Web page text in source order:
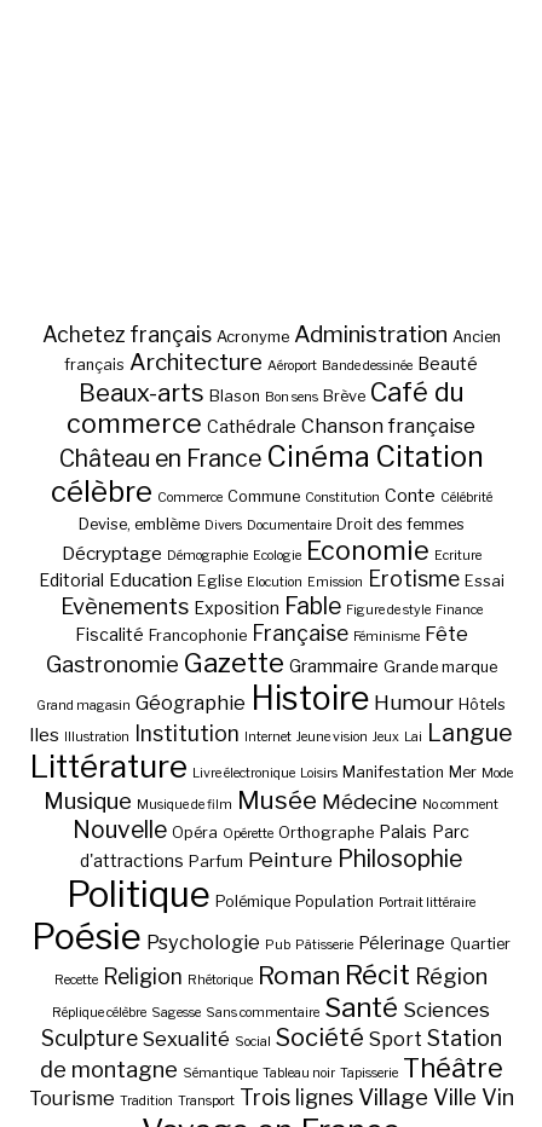
Achetez français Acronyme Administration Ancien
français Architecture Aéroport Bande dessinée Beauté
Beaux-arts Blason Bon sens Brève Café du
commerce Cathédrale Chanson française
Château en France Cinéma Citation
célèbre Commerce Commune Constitution Conte Célébrité
Devise, emblème Divers Documentaire Droit des femmes
Décryptage Démographie Ecologie Economie Ecriture
Editorial Education Eglise Elocution Emission Erotisme Essai
Evènements Exposition Fable Figure de style Finance
Fiscalité Francophonie Française Féminisme Fête
Gastronomie Gazette Grammaire Grande marque
Grand magasin Géographie Histoire Humour Hôtels
Iles Illustration Institution Internet Jeune vision Jeux Lai Langue
Littérature Livre électronique Loisirs Manifestation Mer Mode
Musique Musique de film Musée Médecine No comment
Nouvelle Opéra Opérette Orthographe Palais Parc
d'attractions Parfum Peinture Philosophie
Politique Polémique Population Portrait littéraire
Poésie Psychologie Pub Pâtisserie Pélerinage Quartier
Recette Religion Rhétorique Roman Récit Région
Réplique célèbre Sagesse Sans commentaire Santé Sciences
Sculpture Sexualité Social Société Sport Station
de montagne Sémantique Tableau noir Tapisserie Théâtre
Tourisme Tradition Transport Trois lignes Village Ville Vin